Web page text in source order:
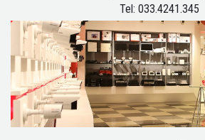
Tel: 033.4241.345